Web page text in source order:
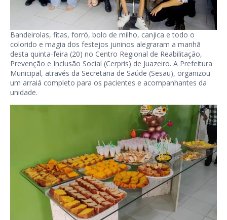
Bandeirolas, fitas, forró, bolo de milho, canjica e todo o
colorido e magia dos festejos juninos alegraram a manhã
desta quinta-feira (20) no Centro Regional de Reabilitação,
Prevenção e Inclusão Social (Cerpris) de Juazeiro. A Prefeitura
Municipal, através da Secretaria de Saúde (Sesau), organizou
um arraiá completo para os pacientes e acompanhantes da
unidade.